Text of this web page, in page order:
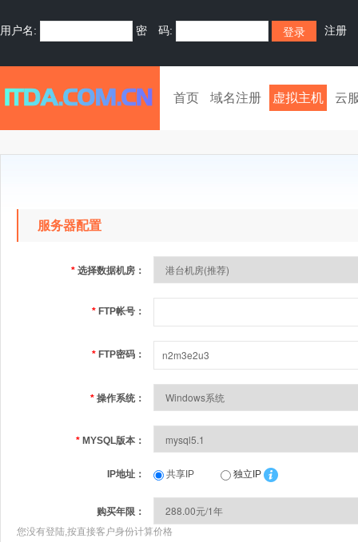
用户名: 密 码: 注册
首页 域名注册 虚拟主机 云
服务器配置
* 选择数据机房：
* FTP帐号：
* FTP密码：
* 操作系统：
* MYSQL版本：
IP地址： 共享IP 独立IP
购买年限：
您没有登陆,按直接客户身份计算价格